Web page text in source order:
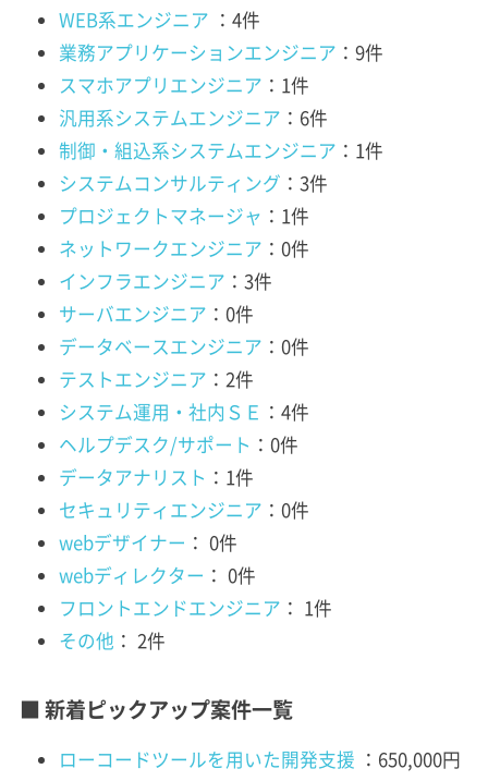
WEB系エンジニア ：4件
業務アプリケーションエンジニア ：9件
スマホアプリエンジニア ：1件
汎用系システムエンジニア ：6件
制御・組込系システムエンジニア ：1件
システムコンサルティング ：3件
プロジェクトマネージャ ：1件
ネットワークエンジニア ：0件
インフラエンジニア ：3件
サーバエンジニア ：0件
データベースエンジニア ：0件
テストエンジニア ：2件
システム運用・社内ＳＥ ：4件
ヘルプデスク/サポート ：0件
データアナリスト ：1件
セキュリティエンジニア ：0件
webデザイナー ： 0件
webディレクター ： 0件
フロントエンドエンジニア ： 1件
その他 ： 2件
■ 新着ピックアップ案件一覧
ローコードツールを用いた開発支援 ：650,000円